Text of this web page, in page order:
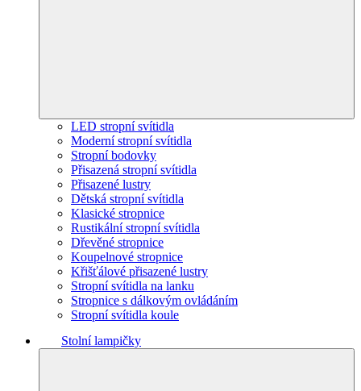
LED stropní svítidla
Moderní stropní svítidla
Stropní bodovky
Přisazená stropní svítidla
Přisazené lustry
Dětská stropní svítidla
Klasické stropnice
Rustikální stropní svítidla
Dřevěné stropnice
Koupelnové stropnice
Křišťálové přisazené lustry
Stropní svítidla na lanku
Stropnice s dálkovým ovládáním
Stropní svítidla koule
Stolní lampičky